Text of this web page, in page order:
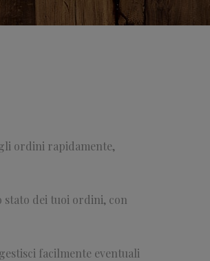
ordini rapidamente,
stato dei tuoi ordini, con
facilmente eventuali